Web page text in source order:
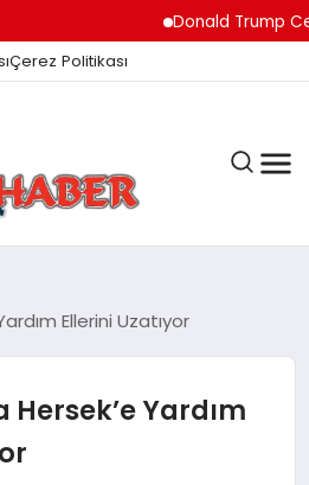
Donald Trump
Çerez Politikası
Ellerini Uzatıyor
Yardım